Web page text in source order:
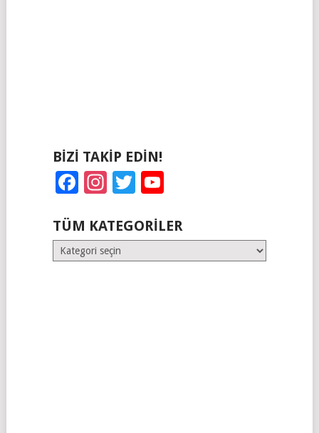
BIZI TAKIP EDIN!
Facebook
Instagram
Twitter
TÜM KATEGORILER
Tüm
Kategoriler